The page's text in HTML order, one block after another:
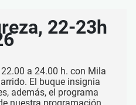
22-23h
a 24.00 h. con Mila
El buque insignia
además, el programa